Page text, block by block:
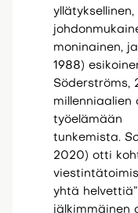
moninainen,
1988)
Söderströms,
millenniaalien
työelämään
tunkemista.
2020) otti
yhtä
jälkimmäinen